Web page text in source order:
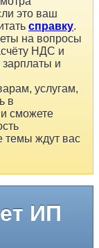
это ваш
справку.
на вопросы
НДС и
и
услугам,
в
сможете
темы ждут вас
ИП